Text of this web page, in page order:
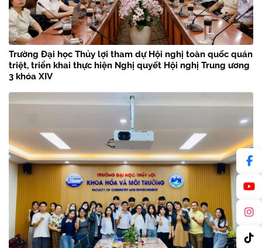
Trường Đại học Thủy lợi tham dự Hội nghị toàn quốc quán
triệt, triển khai thực hiện Nghị quyết Hội nghị Trung ương
3 khóa XIV